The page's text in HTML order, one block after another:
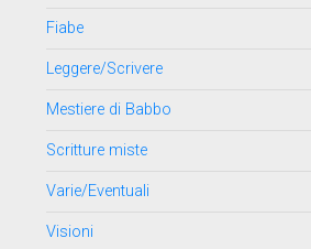
Fiabe
Leggere/Scrivere
Mestiere di Babbo
Scritture miste
Varie/Eventuali
Visioni